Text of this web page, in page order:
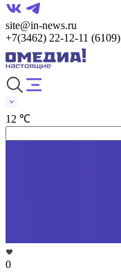
site@in-news.ru
+7(3462) 22-12-11 (6109)
12 ℃
0